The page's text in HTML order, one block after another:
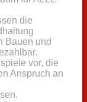
die
Bauen und
vor, die
Anspruch an